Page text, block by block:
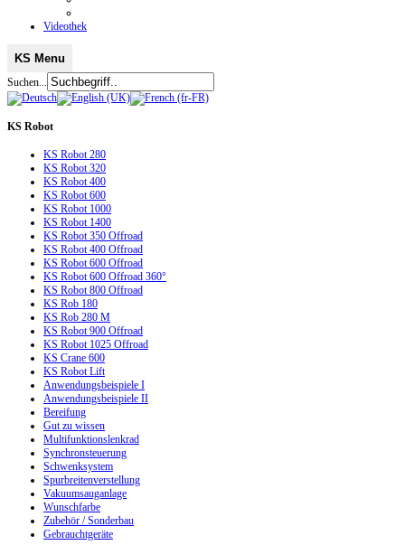
Videothek
KS Menu
Suchen...
KS Robot
KS Robot 280
KS Robot 320
KS Robot 400
KS Robot 600
KS Robot 1000
KS Robot 1400
KS Robot 350 Offroad
KS Robot 400 Offroad
KS Robot 600 Offroad
KS Robot 600 Offroad 360°
KS Robot 800 Offroad
KS Rob 180
KS Rob 280 M
KS Robot 900 Offroad
KS Robot 1025 Offroad
KS Crane 600
KS Robot Lift
Anwendungsbeispiele I
Anwendungsbeispiele II
Bereifung
Gut zu wissen
Multifunktionslenkrad
Synchronsteuerung
Schwenksystem
Spurbreitenverstellung
Vakuumsauganlage
Wunschfarbe
Zubehör / Sonderbau
Gebrauchtgeräte